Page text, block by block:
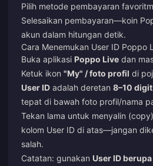
Pilih metode pembayaran
Selesaikan pembayaran—koin
akun dalam hitungan detik.
Cara Menemukan User ID Poppo
Buka aplikasi Poppo Live dan
Ketuk ikon "My" / foto profil di
User ID adalah deretan 8–10
tepat di bawah foto profil/nama
Tekan lama untuk menyalin
kolom User ID di atas—jangan
salah.
Catatan: gunakan User ID